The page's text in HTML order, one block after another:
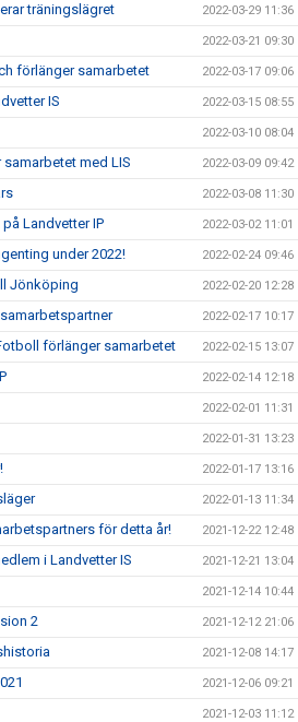
träningslägret 2022-03-29 11:36
2022-03-21 09:30
förlänger samarbetet 2022-03-17 09:06
IS 2022-03-15 08:55
2022-03-10 08:04
med LIS 2022-03-09 09:42
2022-03-08 11:30
Landvetter IP 2022-03-02 11:01
under 2022! 2022-02-24 09:46
Jönköping 2022-02-20 12:28
2022-02-17 10:17
förlänger samarbetet 2022-02-15 13:07
2022-02-14 12:18
2022-02-01 11:31
2022-01-31 13:23
2022-01-17 13:16
2022-01-13 11:34
för detta år! 2021-12-22 12:48
i Landvetter IS 2021-12-21 13:04
2021-12-14 10:44
2 2021-12-12 21:06
2021-12-08 14:17
2021-12-06 09:21
2021-12-03 11:12